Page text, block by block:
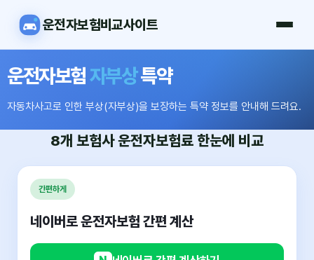
운전자보험비교사이트
운전자보험자부상특약
자동차사고로 인한 부상(자부상)을 보장하는 특약 정보를 안내해 드려요.
8개 보험사운전자보험료 한눈에 비교
간편하게
네이버로 운전자보험 간편 계산